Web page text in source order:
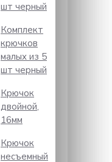
шт черный
Комплект
крючков
малых из 5
шт черный
Крючок
двойной,
16мм
Крючок
несъемный